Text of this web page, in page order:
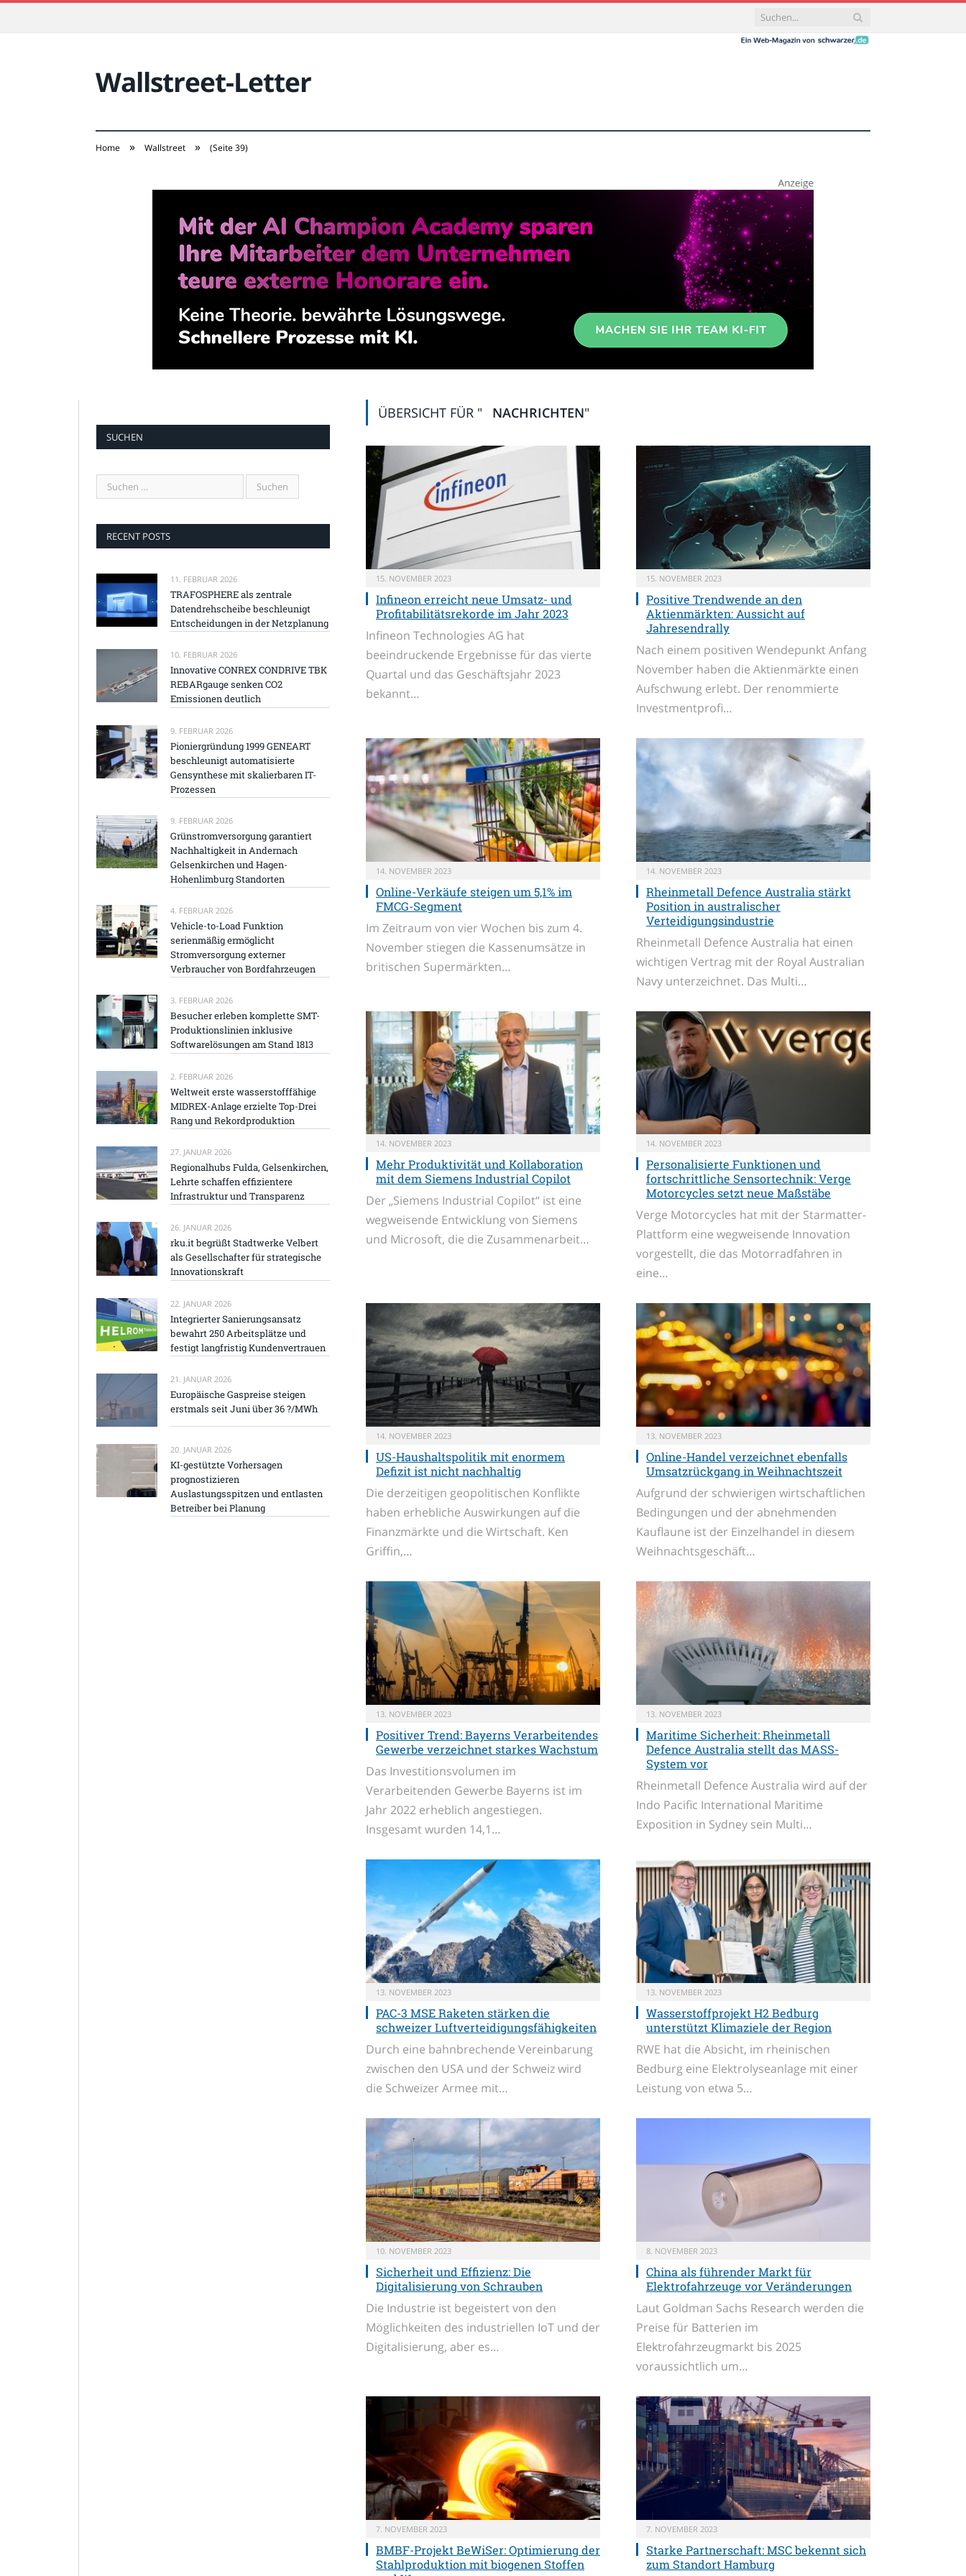
Wallstreet-Letter
Home » Wallstreet » (Seite 39)
ÜBERSICHT FÜR " NACHRICHTEN"
15. NOVEMBER 2023
Infineon erreicht neue Umsatz- und
Profitabilitätsrekorde im Jahr 2023
Infineon Technologies AG hat
beeindruckende Ergebnisse für das vierte
Quartal und das Geschäftsjahr 2023
bekannt…
15. NOVEMBER 2023
Positive Trendwende an den
Aktienmärkten: Aussicht auf
Jahresendrally
Nach einem positiven Wendepunkt Anfang
November haben die Aktienmärkte einen
Aufschwung erlebt. Der renommierte
Investmentprofi…
14. NOVEMBER 2023
Online-Verkäufe steigen um 5,1% im
FMCG-Segment
Im Zeitraum von vier Wochen bis zum 4.
November stiegen die Kassenumsätze in
britischen Supermärkten…
14. NOVEMBER 2023
Rheinmetall Defence Australia stärkt
Position in australischer
Verteidigungsindustrie
Rheinmetall Defence Australia hat einen
wichtigen Vertrag mit der Royal Australian
Navy unterzeichnet. Das Multi…
14. NOVEMBER 2023
Mehr Produktivität und Kollaboration
mit dem Siemens Industrial Copilot
Der „Siemens Industrial Copilot“ ist eine
wegweisende Entwicklung von Siemens
und Microsoft, die die Zusammenarbeit…
14. NOVEMBER 2023
Personalisierte Funktionen und
fortschrittliche Sensortechnik: Verge
Motorcycles setzt neue Maßstäbe
Verge Motorcycles hat mit der Starmatter-
Plattform eine wegweisende Innovation
vorgestellt, die das Motorradfahren in
eine…
14. NOVEMBER 2023
US-Haushaltspolitik mit enormem
Defizit ist nicht nachhaltig
Die derzeitigen geopolitischen Konflikte
haben erhebliche Auswirkungen auf die
Finanzmärkte und die Wirtschaft. Ken
Griffin,…
13. NOVEMBER 2023
Online-Handel verzeichnet ebenfalls
Umsatzrückgang in Weihnachtszeit
Aufgrund der schwierigen wirtschaftlichen
Bedingungen und der abnehmenden
Kauflaune ist der Einzelhandel in diesem
Weihnachtsgeschäft…
13. NOVEMBER 2023
Positiver Trend: Bayerns Verarbeitendes
Gewerbe verzeichnet starkes Wachstum
Das Investitionsvolumen im
Verarbeitenden Gewerbe Bayerns ist im
Jahr 2022 erheblich angestiegen.
Insgesamt wurden 14,1…
13. NOVEMBER 2023
Maritime Sicherheit: Rheinmetall
Defence Australia stellt das MASS-
System vor
Rheinmetall Defence Australia wird auf der
Indo Pacific International Maritime
Exposition in Sydney sein Multi…
13. NOVEMBER 2023
PAC-3 MSE Raketen stärken die
schweizer Luftverteidigungsfähigkeiten
Durch eine bahnbrechende Vereinbarung
zwischen den USA und der Schweiz wird
die Schweizer Armee mit…
13. NOVEMBER 2023
Wasserstoffprojekt H2 Bedburg
unterstützt Klimaziele der Region
RWE hat die Absicht, im rheinischen
Bedburg eine Elektrolyseanlage mit einer
Leistung von etwa 5…
10. NOVEMBER 2023
Sicherheit und Effizienz: Die
Digitalisierung von Schrauben
Die Industrie ist begeistert von den
Möglichkeiten des industriellen IoT und der
Digitalisierung, aber es…
8. NOVEMBER 2023
China als führender Markt für
Elektrofahrzeuge vor Veränderungen
Laut Goldman Sachs Research werden die
Preise für Batterien im
Elektrofahrzeugmarkt bis 2025
voraussichtlich um…
7. NOVEMBER 2023
BMBF-Projekt BeWiSer: Optimierung der
Stahlproduktion mit biogenen Stoffen
7. NOVEMBER 2023
Starke Partnerschaft: MSC bekennt sich
zum Standort Hamburg
SUCHEN
RECENT POSTS
11. FEBRUAR 2026
TRAFOSPHERE als zentrale
Datendrehscheibe beschleunigt
Entscheidungen in der Netzplanung
10. FEBRUAR 2026
Innovative CONREX CONDRIVE TBK
REBARgauge senken CO2
Emissionen deutlich
9. FEBRUAR 2026
Pioniergründung 1999 GENEART
beschleunigt automatisierte
Gensynthese mit skalierbaren IT-
Prozessen
9. FEBRUAR 2026
Grünstromversorgung garantiert
Nachhaltigkeit in Andernach
Gelsenkirchen und Hagen-
Hohenlimburg Standorten
4. FEBRUAR 2026
Vehicle-to-Load Funktion
serienmäßig ermöglicht
Stromversorgung externer
Verbraucher von Bordfahrzeugen
3. FEBRUAR 2026
Besucher erleben komplette SMT-
Produktionslinien inklusive
Softwarelösungen am Stand 1813
2. FEBRUAR 2026
Weltweit erste wasserstofffähige
MIDREX-Anlage erzielte Top-Drei
Rang und Rekordproduktion
27. JANUAR 2026
Regionalhubs Fulda, Gelsenkirchen,
Lehrte schaffen effizientere
Infrastruktur und Transparenz
26. JANUAR 2026
rku.it begrüßt Stadtwerke Velbert
als Gesellschafter für strategische
Innovationskraft
22. JANUAR 2026
Integrierter Sanierungsansatz
bewahrt 250 Arbeitsplätze und
festigt langfristig Kundenvertrauen
21. JANUAR 2026
Europäische Gaspreise steigen
erstmals seit Juni über 36 ?/MWh
20. JANUAR 2026
KI-gestützte Vorhersagen
prognostizieren
Auslastungsspitzen und entlasten
Betreiber bei Planung